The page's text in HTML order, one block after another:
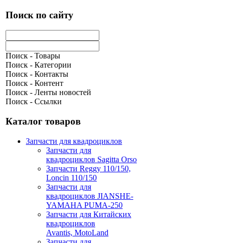
Поиск по сайту
Поиск - Товары
Поиск - Категории
Поиск - Контакты
Поиск - Контент
Поиск - Ленты новостей
Поиск - Ссылки
Каталог товаров
Запчасти для квадроциклов
Запчасти для
квадроциклов Sagitta Orso
Запчасти Reggy 110/150,
Loncin 110/150
Запчасти для
квадроциклов JIANSHE-
YAMAHA PUMA-250
Запчасти для Китайских
квадроциклов
Avantis, MotoLand